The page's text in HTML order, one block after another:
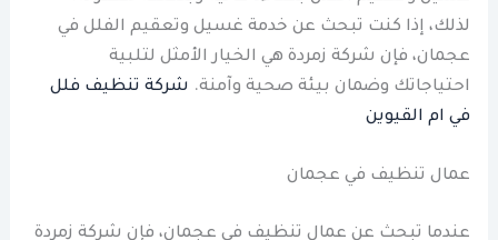
لذلك، إذا كنت تبحث عن خدمة غسيل وتعقيم الفلل في
عجمان، فإن شركة زمردة هي الخيار الأمثل لتلبية
احتياجاتك وضمان بيئة صحية وآمنة. شركة تنظيف فلل
في ام القيوين
عمال تنظيف في عجمان
عندما تبحث عن عمال تنظيف في عجمان، فإن شركة زمردة